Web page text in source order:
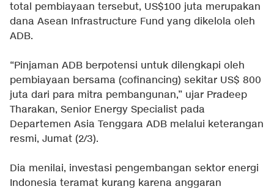
total pembiayaan tersebut, US$100 juta merupakan
dana Asean Infrastructure Fund yang dikelola oleh
ADB.
“Pinjaman ADB berpotensi untuk dilengkapi oleh
pembiayaan bersama (cofinancing) sekitar US$ 800
juta dari para mitra pembangunan,” ujar Pradeep
Tharakan, Senior Energy Specialist pada
Departemen Asia Tenggara ADB melalui keterangan
resmi, Jumat (2/3).
Dia menilai, investasi pengembangan sektor energi
Indonesia teramat kurang karena anggaran